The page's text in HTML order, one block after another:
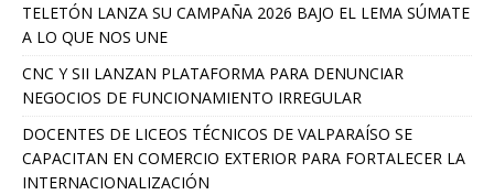
TELETÓN LANZA SU CAMPAÑA 2026 BAJO EL LEMA SÚMATE
A LO QUE NOS UNE
CNC Y SII LANZAN PLATAFORMA PARA DENUNCIAR
NEGOCIOS DE FUNCIONAMIENTO IRREGULAR
DOCENTES DE LICEOS TÉCNICOS DE VALPARAÍSO SE
CAPACITAN EN COMERCIO EXTERIOR PARA FORTALECER LA
INTERNACIONALIZACIÓN